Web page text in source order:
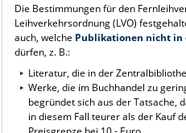
Die Bestimmungen für den
Leihverkehrsordnung (LVO)
auch, welche Publikationen nicht in
dürfen, z. B.:
Literatur, die in der
Werke, die im Buchhandel zu
begründet sich aus der Tatsache,
in diesem Fall teurer als der Kauf